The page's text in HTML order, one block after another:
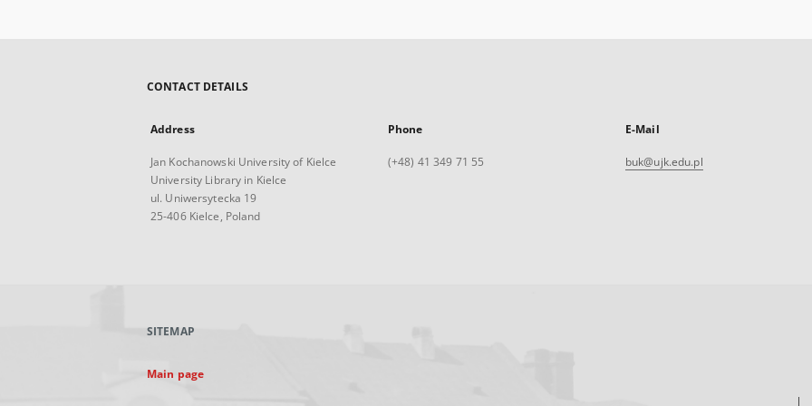
CONTACT DETAILS
Address
Jan Kochanowski University of Kielce
University Library in Kielce
ul. Uniwersytecka 19
25-406 Kielce, Poland
Phone
(+48) 41 349 71 55
E-Mail
buk@ujk.edu.pl
SITEMAP
Main page